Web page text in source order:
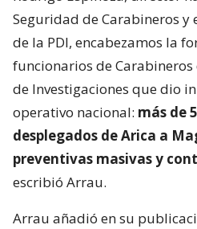
Seguridad de Carabineros y
de la PDI, encabezamos la
funcionarios de Carabineros
de Investigaciones que dio
operativo nacional: más de
desplegados de Arica a
preventivas masivas y
escribió Arrau.
Arrau añadió en su